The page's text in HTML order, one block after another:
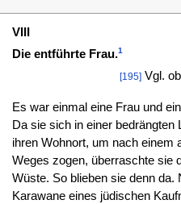
VIII
Die entführte Frau.1
[195] Vgl.
Es war einmal eine Frau und
Da sie sich in einer
ihren Wohnort, um nach einem
Weges zogen, überraschte sie
Wüste. So blieben sie denn da.
Karawane eines jüdischen